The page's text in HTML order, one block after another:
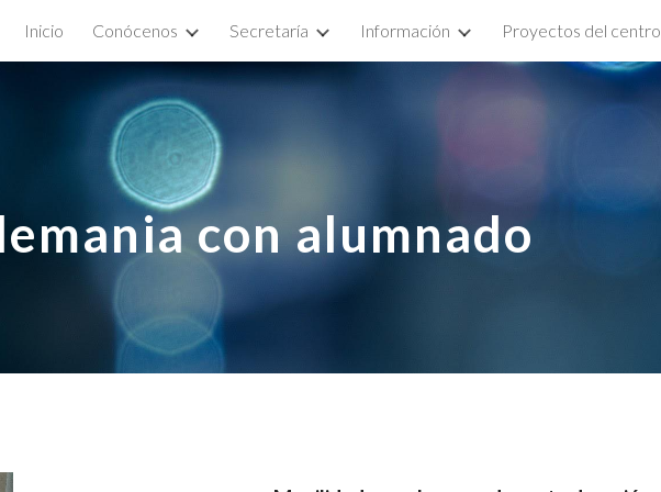
to main content Skip to navigation
Inicio Conócenos Secretaría Información Proyectos del centro
con alumnado